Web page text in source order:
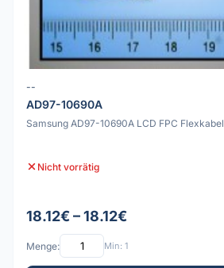
--
AD97-10690A
Samsung AD97-10690A LCD FPC Flexkabel
Nicht vorrätig
18.12€ – 18.12€
Menge: Min: 1